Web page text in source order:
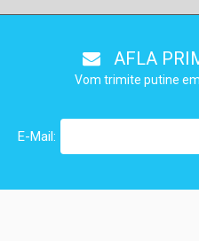
AFLA
Vom trimite putine
E-Mail: